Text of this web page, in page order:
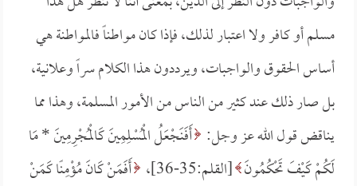
مسلم أو كافر ولا اعتبار لذلك، فإذا كان مواطناً فالمواطنة هي
أساس الحقوق والواجبات، ويرددون هذا الكلام سراً وعلانية،
بل صار ذلك عند كثير من الناس من الأمور المسلمة، وهذا مما
يناقض قول الله عز وجل: أَفَنَجْعَلُ الْمُسْلِمِينَ كَالْمُجْرِمِينَ *مَا
لَكُمْ كَيْفَ تَحْكُمُونَ [القلم:35-36]،
أَفَمَنْ كَانَ مُؤْمِنًا كَمَنْ